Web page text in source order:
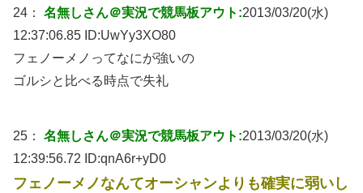
24： 名無しさん＠実況で競馬板アウト:2013/03/20(水)
12:37:06.85 ID:UwYy3XO80
フェノーメノってなにが強いの
ゴルシと比べる時点で失礼
25： 名無しさん＠実況で競馬板アウト:2013/03/20(水)
12:39:56.72 ID:qnA6r+yD0
フェノーメノなんてオーシャンよりも確実に弱いし